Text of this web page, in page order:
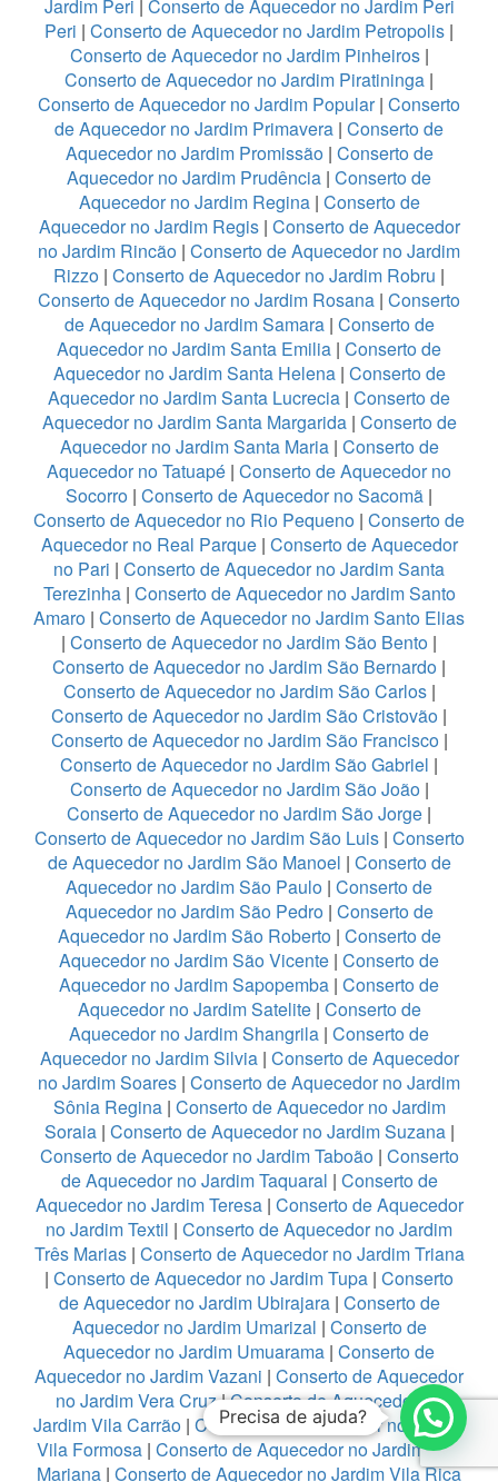
Jardim Peri | Conserto de Aquecedor no Jardim Peri
Peri | Conserto de Aquecedor no Jardim Petropolis |
Conserto de Aquecedor no Jardim Pinheiros|
Conserto de Aquecedor no Jardim Piratininga |
Conserto de Aquecedor no Jardim Popular| Conserto
de Aquecedor no Jardim Primavera | Conserto de
Aquecedor no Jardim Promissão| Conserto de
Aquecedor no Jardim Prudência | Conserto de
Aquecedor no Jardim Regina| Conserto de
Aquecedor no Jardim Regis| Conserto de Aquecedor
no Jardim Rincão | Conserto de Aquecedor no Jardim
Rizzo | Conserto de Aquecedor no Jardim Robru |
Conserto de Aquecedor no Jardim Rosana | Conserto
de Aquecedor no Jardim Samara| Conserto de
Aquecedor no Jardim Santa Emilia | Conserto de
Aquecedor no Jardim Santa Helena| Conserto de
Aquecedor no Jardim Santa Lucrecia | Conserto de
Aquecedor no Jardim Santa Margarida| Conserto de
Aquecedor no Jardim Santa Maria| Conserto de
Aquecedor no Tatuapé | Conserto de Aquecedor no
Socorro | Conserto de Aquecedor no Sacomã |
Conserto de Aquecedor no Rio Pequeno | Conserto de
Aquecedor no Real Parque| Conserto de Aquecedor
no Pari | Conserto de Aquecedor no Jardim Santa
Terezinha| Conserto de Aquecedor no Jardim Santo
Amaro | Conserto de Aquecedor no Jardim Santo Elias
| Conserto de Aquecedor no Jardim São Bento |
Conserto de Aquecedor no Jardim São Bernardo |
Conserto de Aquecedor no Jardim São Carlos|
Conserto de Aquecedor no Jardim São Cristovão |
Conserto de Aquecedor no Jardim São Francisco|
Conserto de Aquecedor no Jardim São Gabriel |
Conserto de Aquecedor no Jardim São João|
Conserto de Aquecedor no Jardim São Jorge |
Conserto de Aquecedor no Jardim São Luis| Conserto
de Aquecedor no Jardim São Manoel | Conserto de
Aquecedor no Jardim São Paulo | Conserto de
Aquecedor no Jardim São Pedro| Conserto de
Aquecedor no Jardim São Roberto| Conserto de
Aquecedor no Jardim São Vicente | Conserto de
Aquecedor no Jardim Sapopemba | Conserto de
Aquecedor no Jardim Satelite| Conserto de
Aquecedor no Jardim Shangrila | Conserto de
Aquecedor no Jardim Silvia| Conserto de Aquecedor
no Jardim Soares | Conserto de Aquecedor no Jardim
Sônia Regina| Conserto de Aquecedor no Jardim
Soraia| Conserto de Aquecedor no Jardim Suzana|
Conserto de Aquecedor no Jardim Taboão| Conserto
de Aquecedor no Jardim Taquaral | Conserto de
Aquecedor no Jardim Teresa| Conserto de Aquecedor
no Jardim Textil | Conserto de Aquecedor no Jardim
Três Marias| Conserto de Aquecedor no Jardim Triana
| Conserto de Aquecedor no Jardim Tupa | Conserto
de Aquecedor no Jardim Ubirajara| Conserto de
Aquecedor no Jardim Umarizal | Conserto de
Aquecedor no Jardim Umuarama | Conserto de
Aquecedor no Jardim Vazani | Conserto de Aquecedor
no Jardim Vera Cruz|Conserto de Aquecedor no
Jardim Vila Carrão | Conserto de Aquecedor no Jardim
Vila Formosa | Conserto de Aquecedor no Jardim Vila
Mariana | Conserto de Aquecedor no Jardim Vila Rica
Precisa de ajuda?